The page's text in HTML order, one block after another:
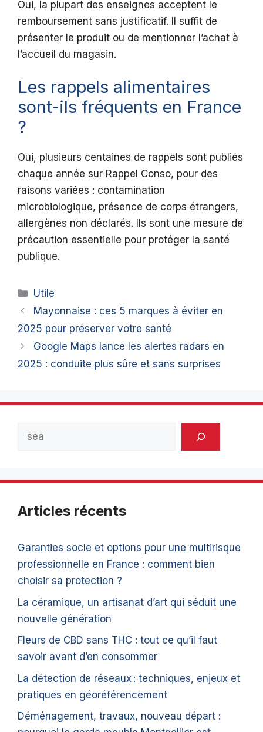
Oui, la plupart des enseignes acceptent le
remboursement sans justificatif. Il suffit de
présenter le produit ou de mentionner l’achat à
l’accueil du magasin.
Les rappels alimentaires
sont-ils fréquents en France
?
Oui, plusieurs centaines de rappels sont publiés
chaque année sur Rappel Conso, pour des
raisons variées : contamination
microbiologique, présence de corps étrangers,
allergènes non déclarés. Ils sont une mesure de
précaution essentielle pour protéger la santé
publique.
Catégories
Utile
Mayonnaise : ces 5 marques à éviter en
2025 pour préserver votre santé
Google Maps lance les alertes radars en
2025 : conduite plus sûre et sans surprises
Articles récents
Garanties socle et options pour une multirisque
professionnelle en France : comment bien
choisir sa protection ?
La céramique, un artisanat d’art qui séduit une
nouvelle génération
Fleurs de CBD sans THC : tout ce qu’il faut
savoir avant d’en consommer
La détection de réseaux : techniques, enjeux et
pratiques en géoréférencement
Déménagement, travaux, nouveau départ :